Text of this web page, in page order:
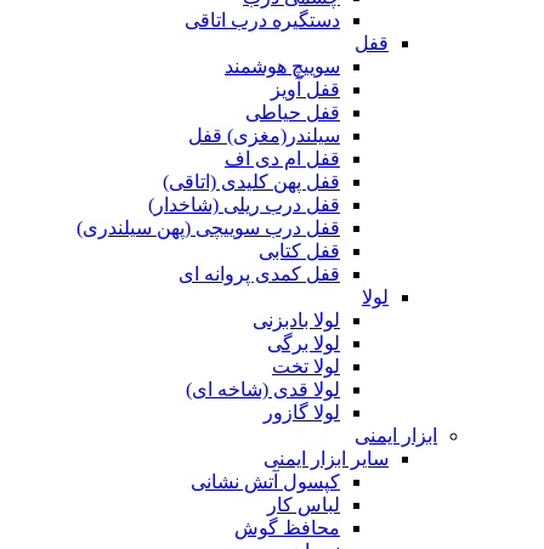
دستگیره درب اتاقی
قفل
سوییچ هوشمند
قفل آویز
قفل حیاطی
سیلندر(مغزی) قفل
قفل ام دی اف
قفل پهن کلیدی (اتاقی)
قفل درب ریلی (شاخدار)
قفل درب سوییچی (پهن سیلندری)
قفل کتابی
قفل کمدی پروانه ای
لولا
لولا بادبزنی
لولا برگی
لولا تخت
لولا قدی (شاخه ای)
لولا گازور
ابزار ایمنی
سایر ابزار ایمنی
کپسول آتش نشانی
لباس کار
محافظ گوش